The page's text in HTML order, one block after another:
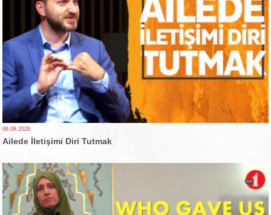
06.08.2026
Ailede İletişimi Diri Tutmak